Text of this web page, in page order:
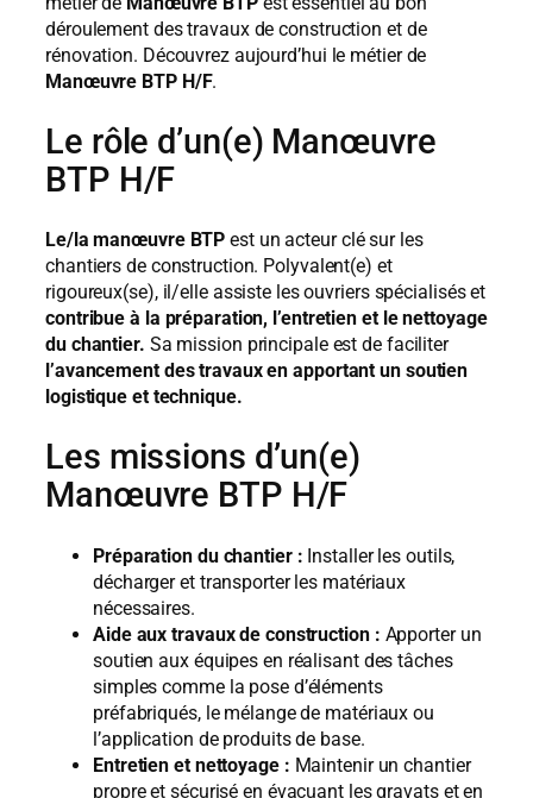
déroulement des travaux de construction et de
rénovation. Découvrez aujourd’hui le métier de
Manœuvre BTP H/F.
Le rôle d’un(e) Manœuvre
BTP H/F
Le/la manœuvre BTP est un acteur clé sur les
chantiers de construction. Polyvalent(e) et
rigoureux(se), il/elle assiste les ouvriers spécialisés et
contribue à la préparation, l’entretien et le nettoyage
du chantier. Sa mission principale est de faciliter
l’avancement des travaux en apportant un soutien
logistique et technique.
Les missions d’un(e)
Manœuvre BTP H/F
Préparation du chantier : Installer les outils,
décharger et transporter les matériaux
nécessaires.
Aide aux travaux de construction : Apporter un
soutien aux équipes en réalisant des tâches
simples comme la pose d’éléments
préfabriqués, le mélange de matériaux ou
l’application de produits de base.
Entretien et nettoyage : Maintenir un chantier
propre et sécurisé en évacuant les gravats et en